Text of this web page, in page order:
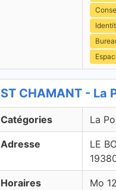
ST CHAMANT - La
Catégories La
Adresse
LE
Horaires
Mo